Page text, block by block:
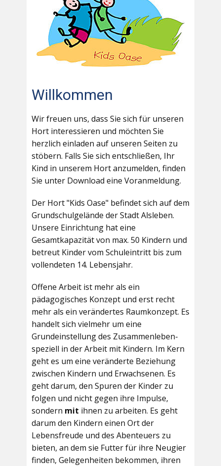
Willkommen
Wir freuen uns, dass Sie sich für unseren
Hort interessieren und möchten Sie
herzlich einladen auf unseren Seiten zu
stöbern. Falls Sie sich entschließen, Ihr
Kind in unserem Hort anzumelden, finden
Sie unter Download eine Voranmeldung.
Der Hort "Kids Oase" befindet sich auf dem
Grundschulgelände der Stadt Alsleben.
Unsere Einrichtung hat eine
Gesamtkapazität von max. 50 Kindern und
betreut Kinder vom Schuleintritt bis zum
vollendeten 14. Lebensjahr.
Offene Arbeit ist mehr als ein
pädagogisches Konzept und erst recht
mehr als ein verändertes Raumkonzept. Es
handelt sich vielmehr um eine
Grundeinstellung des Zusammenleben-
speziell in der Arbeit mit Kindern. Im Kern
geht es um eine veränderte Beziehung
zwischen Kindern und Erwachsenen. Es
geht darum, den Spuren der Kinder zu
folgen und nicht gegen ihre Impulse,
sondern mit ihnen zu arbeiten. Es geht
darum den Kindern einen Ort der
Lebensfreude und des Abenteuers zu
bieten, an dem sie Futter für ihre Neugier
finden, Gelegenheiten bekommen, ihren